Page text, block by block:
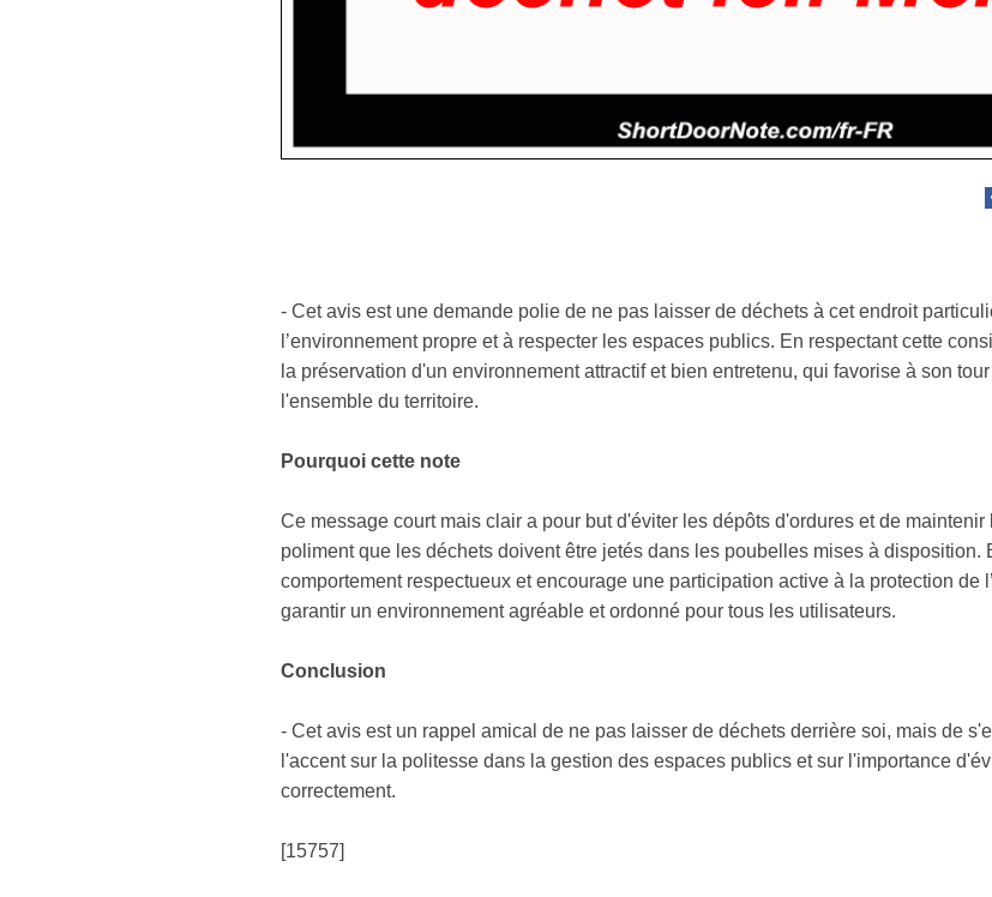
- Cet avis est une demande polie de ne pas laisser de déchets à cet endroit
l’environnement propre et à respecter les espaces publics. En respectant cette
la préservation d'un environnement attractif et bien entretenu, qui favorise à son
l'ensemble du territoire.
Pourquoi cette note
Ce message court mais clair a pour but d'éviter les dépôts d'ordures et de
poliment que les déchets doivent être jetés dans les poubelles mises à disposition.
comportement respectueux et encourage une participation active à la protection de
garantir un environnement agréable et ordonné pour tous les utilisateurs.
Conclusion
- Cet avis est un rappel amical de ne pas laisser de déchets derrière soi, mais de
l'accent sur la politesse dans la gestion des espaces publics et sur l'importance
correctement.
[15757]